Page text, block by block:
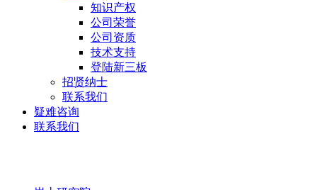
知识产权
公司荣誉
公司资质
技术支持
登陆新三板
招贤纳士
联系我们
疑难咨询
联系我们